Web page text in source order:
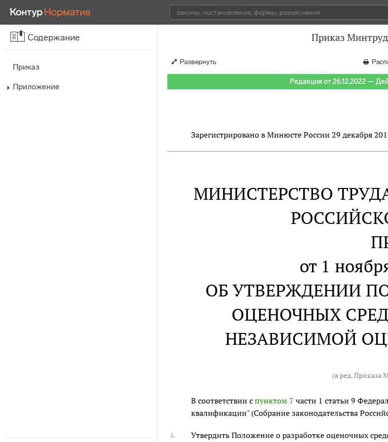
Содержание
Приказ
Приложение
Приказ
Развернуть
Редакция от 26.12.2022 —
Зарегистрировано в Минюсте России 29 декабря
МИНИСТЕРСТВО
от 1
ОБ УТВЕРЖДЕНИИ
ОЦЕНОЧНЫХ
НЕЗАВИСИМОЙ
(в ред. Приказа
В соответствии спунктом 7 части 1 статьи 9
квалификации" (Собрание законодательства
1. Утвердить Положение о разработке оценочных